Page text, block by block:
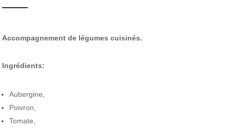
Accompagnement de légumes cuisinés.
Ingrédients:
Aubergine,
Poivron,
Tomate,